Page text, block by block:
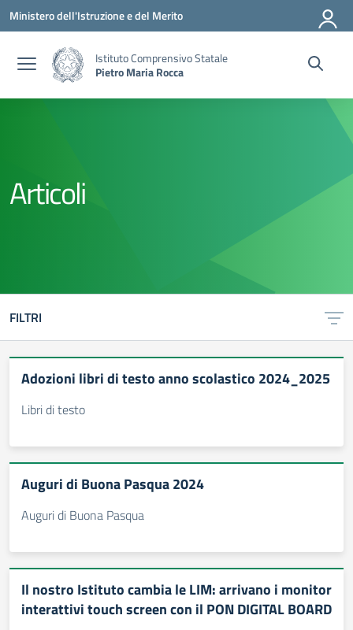
Vai ai contenuti
Vai al menu di navigazione
Vai al footer
Ministero dell'Istruzione e del Merito
Istituto Comprensivo Statale
Pietro Maria Rocca
Articoli
FILTRI
Adozioni libri di testo anno scolastico 2024_2025
Libri di testo
Auguri di Buona Pasqua 2024
Auguri di Buona Pasqua
Il nostro Istituto cambia le LIM: arrivano i monitor
interattivi touch screen con il PON DIGITAL BOARD